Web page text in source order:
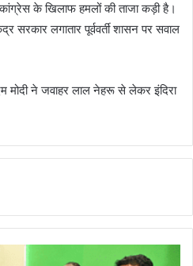
के खिलाफ हमलों की ताजा कड़ी है।
लगातार पूर्ववर्ती शासन पर सवाल
मोदी ने जवाहर लाल नेहरू से लेकर इंदिरा